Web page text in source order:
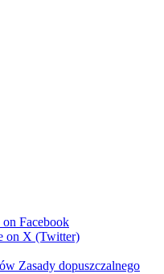
Zasady dopuszczalnego